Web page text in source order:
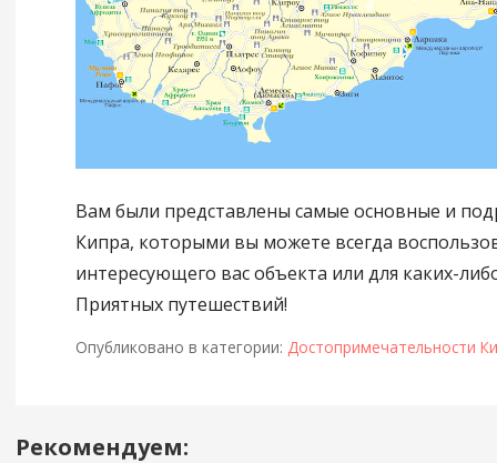
Вам были представлены самые основные и
Кипра, которыми вы можете всегда
интересующего вас объекта или для каких-
Приятных путешествий!
Опубликовано в категории: Достопримечательности
Навигация
Рекомендуем: